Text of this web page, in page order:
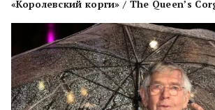
«Королевский корги» / The Queen’s